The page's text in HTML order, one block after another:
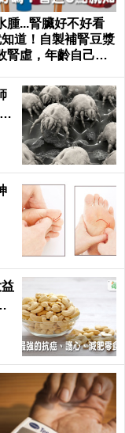
腫...腎臟好不好看
道！自製補腎豆漿
腎虛，年齡自己決